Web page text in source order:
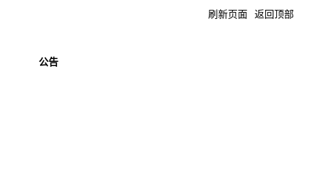
刷新页面 返回顶部
公告